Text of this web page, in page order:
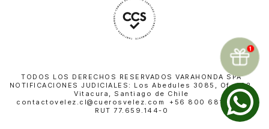
TODOS LOS DERECHOS RESERVADOS VARAHONDA SPA
NOTIFICACIONES JUDICIALES: Los Abedules 3085, Of. 402,
Vitacura, Santiago de Chile
contactovelez.cl@cuerosvelez.com +56 800 681 010 |
RUT 77.659.144-0